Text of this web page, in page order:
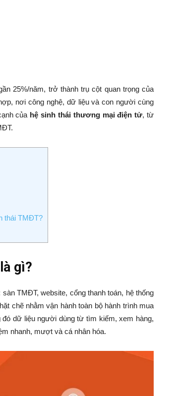
25%/năm, trở thành trụ cột quan trọng của
nơi công nghệ, dữ liệu và con người cùng
của hệ sinh thái thương mại điện tử, từ
thái TMĐT?
gì?
TMĐT, website, cổng thanh toán, hệ thống
chẽ nhằm vận hành toàn bộ hành trình mua
dữ liệu người dùng từ tìm kiếm, xem hàng,
nhanh, mượt và cá nhân hóa.